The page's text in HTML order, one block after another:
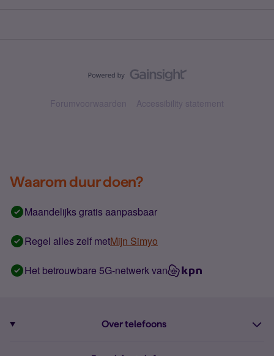
Forumvoorwaarden Accessibility statement
Waarom duur doen?
Maandelijks gratis aanpasbaar
Regel alles zelf metMijn Simyo
Het betrouwbare 5G-netwerk van
Over telefoons